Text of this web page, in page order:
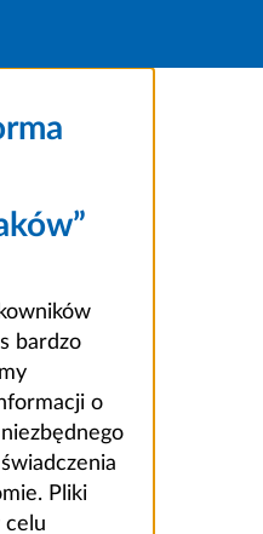
bardzo
o
Pliki
celu